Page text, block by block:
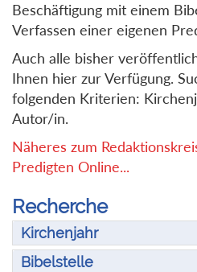
Beschäftigung mit einem
Verfassen einer eigenen
Auch alle bisher
Ihnen hier zur Verfügung.
folgenden Kriterien:
Autor/in.
Näheres zum
Predigten Online...
Recherche
Kirchenjahr
Bibelstelle